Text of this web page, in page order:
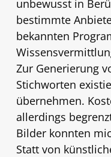
unbewusst in
bestimmte
bekannten
Zur Generierung
Stichworten
übernehmen.
allerdings
Bilder konnten
Statt von